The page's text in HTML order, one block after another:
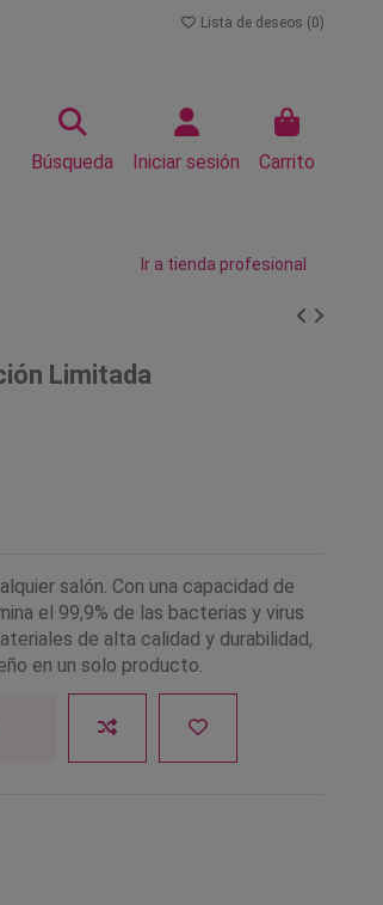
Lista de deseos (0)
Búsqueda Iniciar sesión Carrito
Ir a tienda profesional
Limitada
salón. Con una capacidad de
el 99,9% de las bacterias y virus
de alta calidad y durabilidad,
en un solo producto.